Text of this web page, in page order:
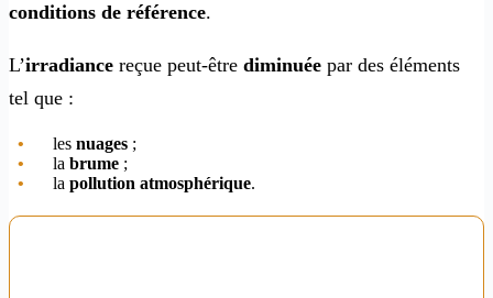
conditions de référence.
L’irradiance reçue peut-être diminuée par des éléments
tel que :
les nuages ;
la brume ;
la pollution atmosphérique.